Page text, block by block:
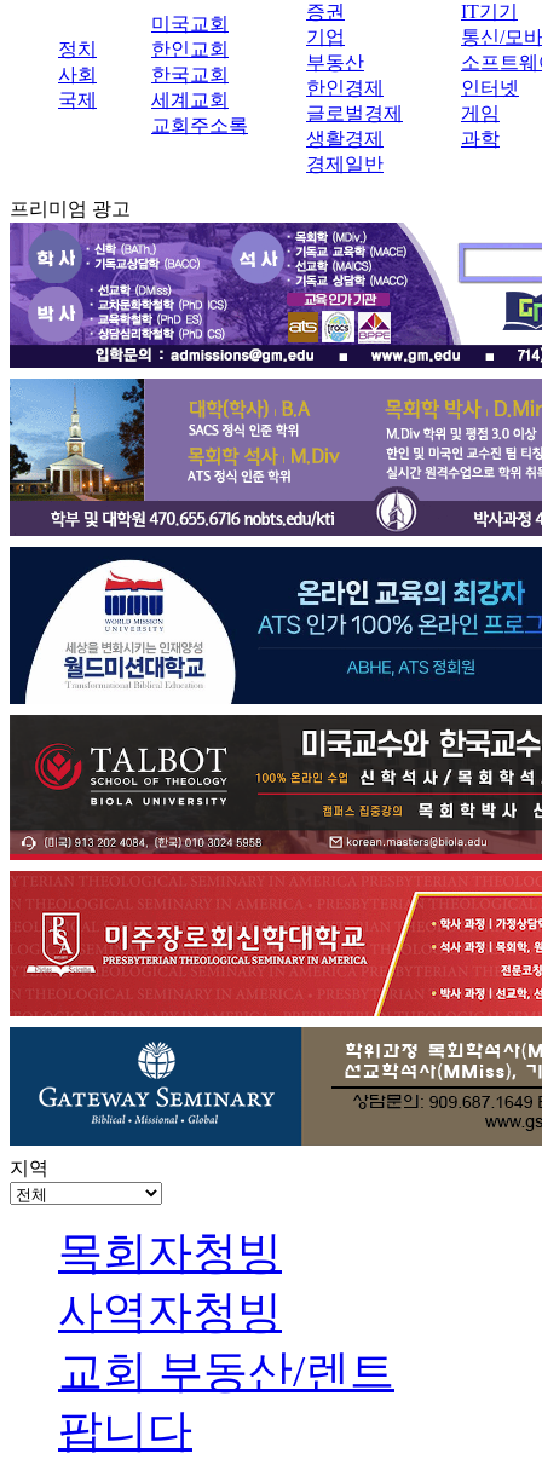
정치
사회
국제
미국교회
한인교회
한국교회
세계교회
교회주소록
증권
기업
부동산
한인경제
글로벌경제
생활경제
경제일반
IT기기
통신/모
소프트웨
인터넷
게임
과학
프리미엄 광고
지역
목회자청빙
사역자청빙
교회 부동산/렌트
팝니다